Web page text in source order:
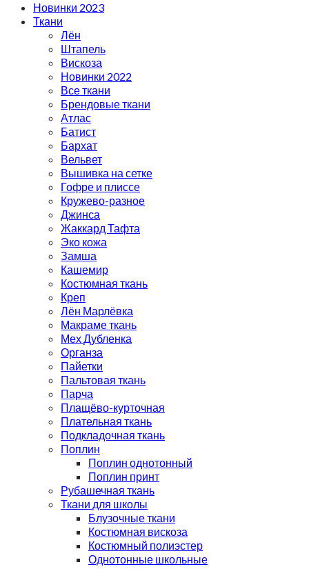
Новинки 2023
Ткани
Лён
Штапель
Вискоза
Новинки 2022
Все ткани
Брендовые ткани
Атлас
Батист
Бархат
Вельвет
Вышивка на сетке
Гофре и плиссе
Кружево-разное
Джинса
Жаккард Тафта
Эко кожа
Замша
Кашемир
Костюмная ткань
Креп
Лён Марлёвка
Макраме ткань
Мех Дубленка
Органза
Пайетки
Пальтовая ткань
Парча
Плащёво-курточная
Плательная ткань
Подкладочная ткань
Поплин
Поплин однотонный
Поплин принт
Рубашечная ткань
Ткани для школы
Блузочные ткани
Костюмная вискоза
Костюмный полиэстер
Однотонные школьные